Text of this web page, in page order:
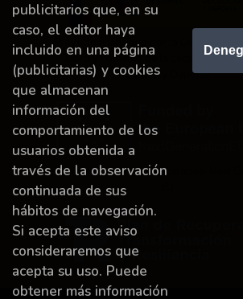
Proyecto financiado por la Dirección
Libro y Fomento de la Lectura,
Cultura y Deporte.
Financiado por la Unión Europea-Next
publicitarios que, en su
caso, el editor haya
incluido en una página
(publicitarias) y cookies
que almacenan
información del
comportamiento de los
usuarios obtenida a
través de la observación
continuada de sus
hábitos de navegación.
Si acepta este aviso
consideraremos que
acepta su uso. Puede
obtener más información